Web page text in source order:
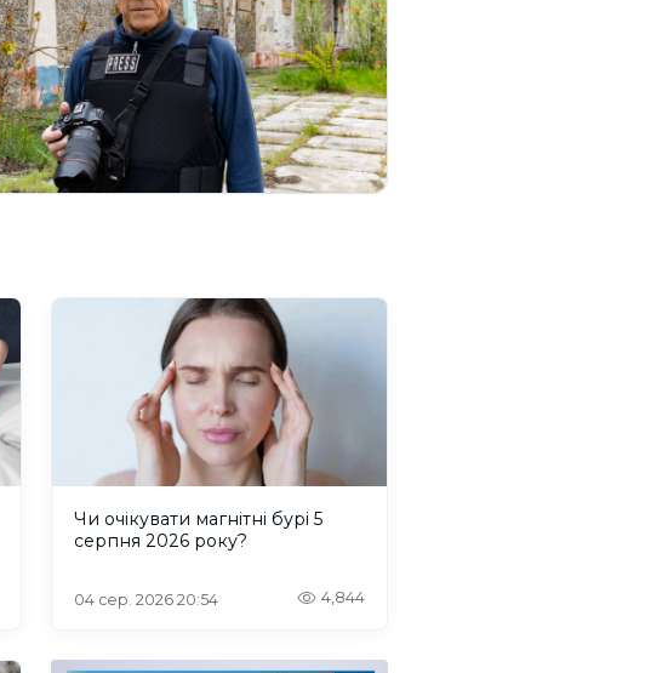
Чи очікувати магнітні бурі 5
серпня 2026 року?
04 сер. 2026 20:54 4,844